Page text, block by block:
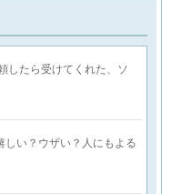
したら受けてくれた、ソ
しい？ウザい？人にもよる